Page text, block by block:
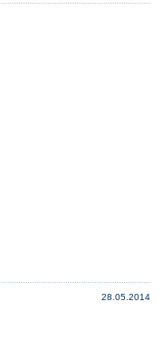
28.05.2014